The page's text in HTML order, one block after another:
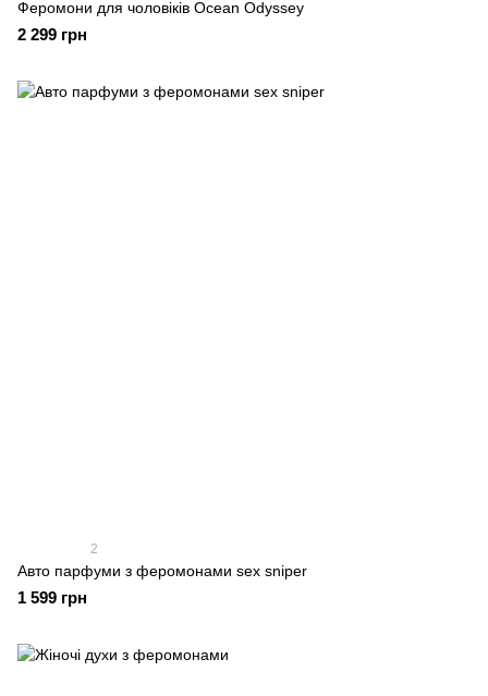
Феромони для чоловіків Ocean Odyssey
2 299 грн
2
Авто парфуми з феромонами sex sniper
1 599 грн